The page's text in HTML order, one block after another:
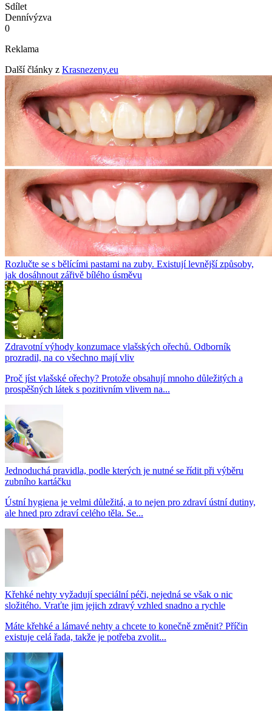
Sdílet
Dennívýzva
0
Reklama
Další články z Krasnezeny.eu
Rozlučte se s bělícími pastami na zuby. Existují levnější způsoby,
jak dosáhnout zářivě bílého úsměvu
Zdravotní výhody konzumace vlašských ořechů. Odborník
prozradil, na co všechno mají vliv
Proč jíst vlašské ořechy? Protože obsahují mnoho důležitých a
prospěšných látek s pozitivním vlivem na...
Jednoduchá pravidla, podle kterých je nutné se řídit při výběru
zubního kartáčku
Ústní hygiena je velmi důležitá, a to nejen pro zdraví ústní dutiny,
ale hned pro zdraví celého těla. Se...
Křehké nehty vyžadují speciální péči, nejedná se však o nic
složitého. Vraťte jim jejich zdravý vzhled snadno a rychle
Máte křehké a lámavé nehty a chcete to konečně změnit? Příčin
existuje celá řada, takže je potřeba zvolit...